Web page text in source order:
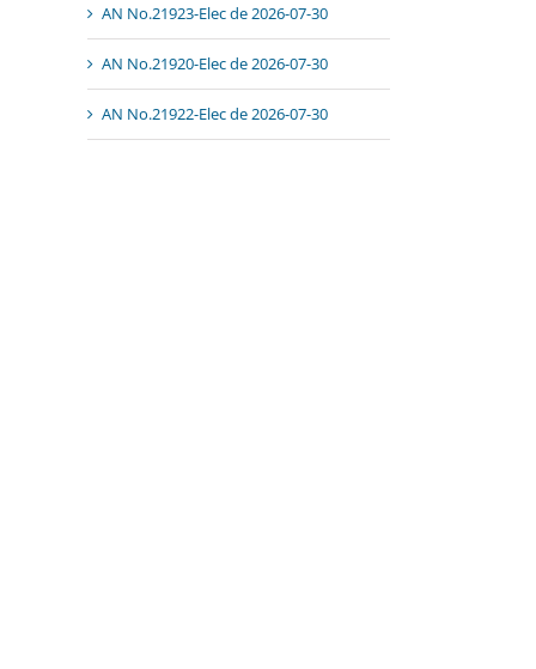
AN No.21923-Elec de 2026-07-30
AN No.21920-Elec de 2026-07-30
AN No.21922-Elec de 2026-07-30